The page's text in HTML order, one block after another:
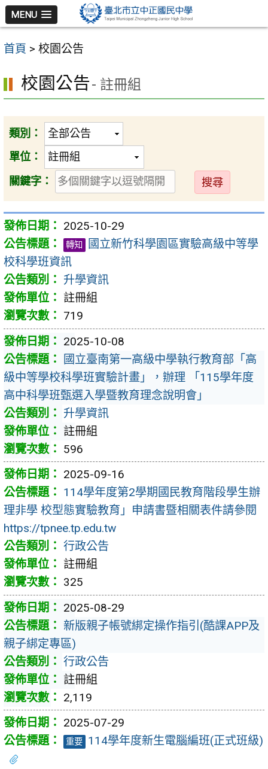
跳
至
主
內
容
區
MENU
首頁 > 校園公告
校園公告- 註冊組
類別：
單位：
關鍵字：
送
出
2025-10-29
轉知
國立新竹科學園區實驗高級中等學
校科學班資訊
升學資訊
註冊組
719
2025-10-08
國立臺南第一高級中學執行教育部「高
級中等學校科學班實驗計畫」，辦理 「115學年度
高中科學班甄選入學暨教育理念說明會」
升學資訊
註冊組
596
2025-09-16
114學年度第2學期國民教育階段學生辦
理非學 校型態實驗教育」申請書暨相關表件請參閱
https://tpnee.tp.edu.tw
行政公告
註冊組
325
2025-08-29
新版親子帳號綁定操作指引(酷課APP及
親子綁定專區)
行政公告
註冊組
2,119
2025-07-29
重要 114學年度新生電腦編班(正式班級)